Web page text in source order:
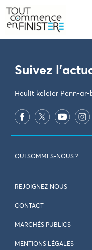
PARAMÈTRES DES COOKIES
Suivez
Heulit keleier Penn-ar-
QUI SOMMES-NOUS ?
REJOIGNEZ-NOUS
CONTACT
MARCHÉS PUBLICS
MENTIONS LÉGALES